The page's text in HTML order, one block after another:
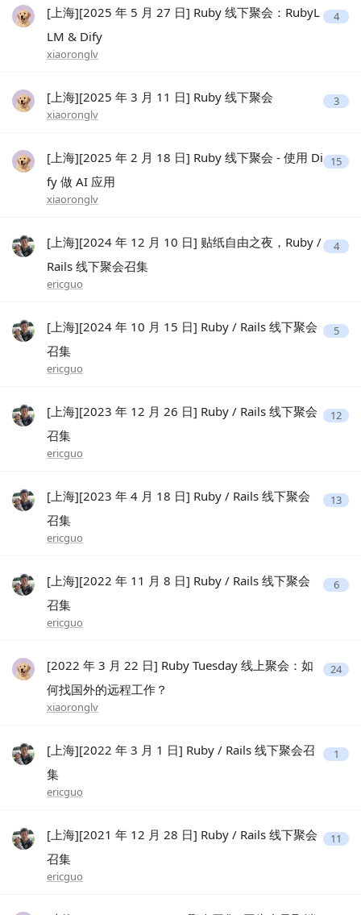
[上海][2025 年 5 月 27 日] Ruby 线下聚会：RubyL
LM & Dify
xiaoronglv
4
[上海][2025 年 3 月 11 日] Ruby 线下聚会
xiaoronglv
3
[上海][2025 年 2 月 18 日] Ruby 线下聚会 - 使用 Di
fy 做 AI 应用
xiaoronglv
15
[上海][2024 年 12 月 10 日] 贴纸自由之夜，Ruby /
Rails 线下聚会召集
ericguo
4
[上海][2024 年 10 月 15 日] Ruby / Rails 线下聚会
召集
ericguo
5
[上海][2023 年 12 月 26 日] Ruby / Rails 线下聚会
召集
ericguo
12
[上海][2023 年 4 月 18 日] Ruby / Rails 线下聚会
召集
ericguo
13
[上海][2022 年 11 月 8 日] Ruby / Rails 线下聚会
召集
ericguo
6
[2022 年 3 月 22 日] Ruby Tuesday 线上聚会：如
何找国外的远程工作？
xiaoronglv
24
[上海][2022 年 3 月 1 日] Ruby / Rails 线下聚会召
集
ericguo
1
[上海][2021 年 12 月 28 日] Ruby / Rails 线下聚会
召集
ericguo
11